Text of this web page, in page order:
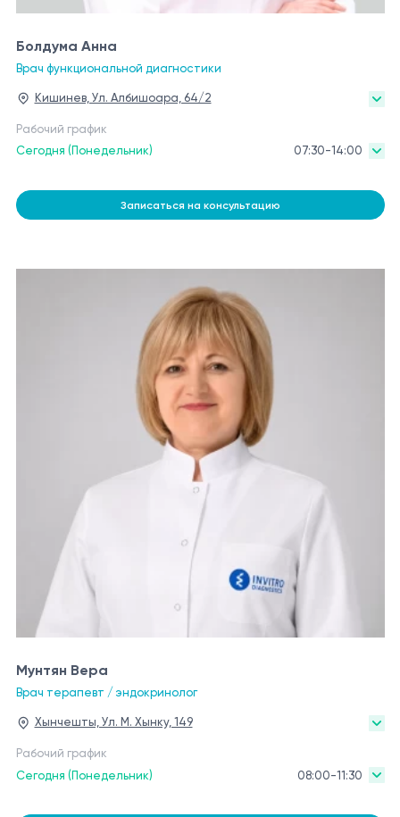
Болдума Анна
Врач функциональной диагностики
Кишинев, Ул. Албишоара, 64/2
Рабочий график
Сегодня (Понедельник)
07:30-14:00
Записаться на консультацию
Мунтян Вера
Врач терапевт / эндокринолог
Хынчешты, Ул. М. Хынку, 149
Рабочий график
Сегодня (Понедельник)
08:00-11:30